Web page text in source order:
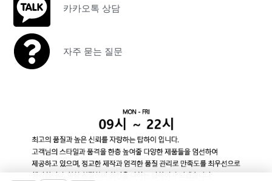
카카오톡 상담
자주 묻는 질문